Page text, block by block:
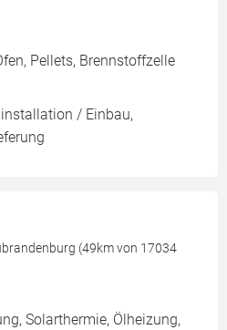
Pellets, Brennstoffzelle
/ Einbau,
(49km von 17034
Solarthermie, Ölheizung,